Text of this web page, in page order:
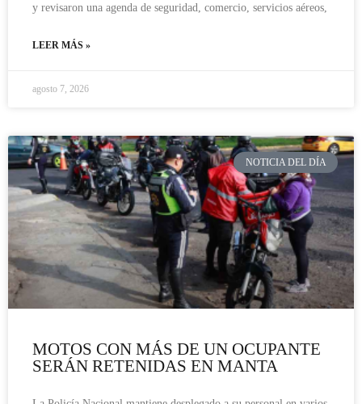
y revisaron una agenda de seguridad, comercio, servicios aéreos,
LEER MÁS »
agosto 7, 2026
NOTICIA DEL DÍA
MOTOS CON MÁS DE UN OCUPANTE
SERÁN RETENIDAS EN MANTA